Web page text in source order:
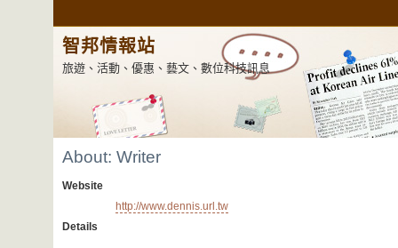
智邦情報站
旅遊、活動、優惠、藝文、數位科技訊息
About: Writer
Website
http://www.dennis.url.tw
Details